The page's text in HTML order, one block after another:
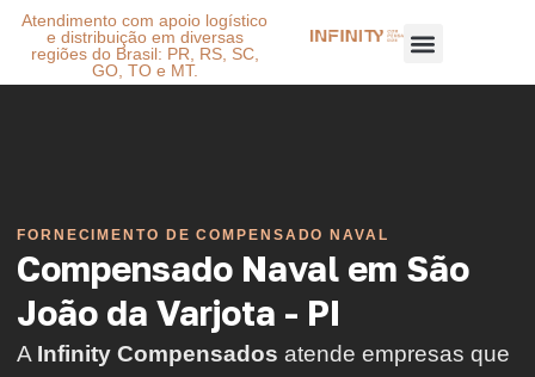
Atendimento com apoio logístico
e distribuição em diversas
regiões do Brasil: PR, RS, SC,
GO, TO e MT.
FORNECIMENTO DE COMPENSADO NAVAL
Compensado Naval em São
João da Varjota - PI
A Infinity Compensados atende empresas que